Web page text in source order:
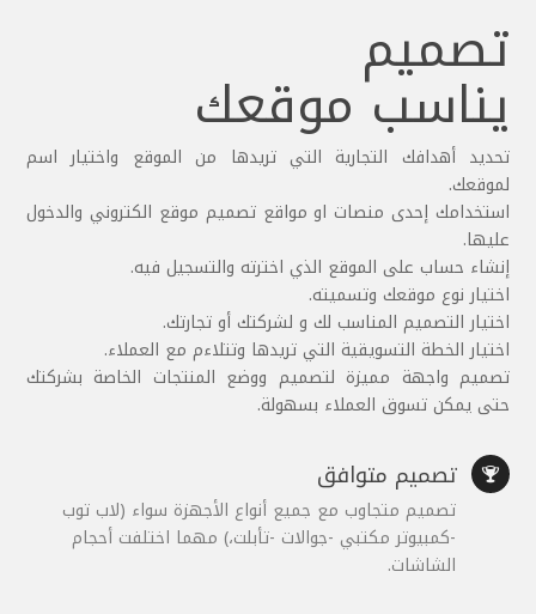
تصميم
يناسب موقعك
تحديد أهدافك التجارية التي تريدها من الموقع واختيار اسم
لموقعك.
استخدامك إحدى منصات او مواقع تصميم موقع الكتروني والدخول
عليها.
إنشاء حساب على الموقع الذي اخترته والتسجيل فيه.
اختيار نوع موقعك وتسميته.
اختيار التصميم المناسب لك و لشركتك أو تجارتك.
اختيار الخطة التسويقية التي تريدها وتتلاءم مع العملاء.
تصميم واجهة مميزة لتصميم ووضع المنتجات الخاصة بشركتك
حتى يمكن تسوق العملاء بسهولة.
 تصميم متوافق
تصميم متجاوب مع جميع أنواع الأجهزة سواء (لاب توب
-كمبيوتر مكتبي -جوالات -تأبلت،) مهما اختلفت أحجام
الشاشات.